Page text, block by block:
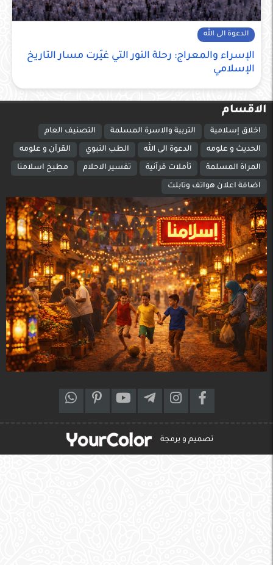
الدعوة الى الله
الإسراء والمعراج: رحلة النور التي غيّرت مسار التاريخ
الإسلامي
الاقسام
اخلاق إسلامية التربية والاسرة المسلمة التصنيف العام
الحديث و علومه الدعوة الى الله الطب النبوي القرآن و علومه
المراة المسلمة تأملات قرآنية تفسير الاحلام مطبخ اسلامنا
اضافة اعلان هواتف وتابلت
تصميم و برمجة